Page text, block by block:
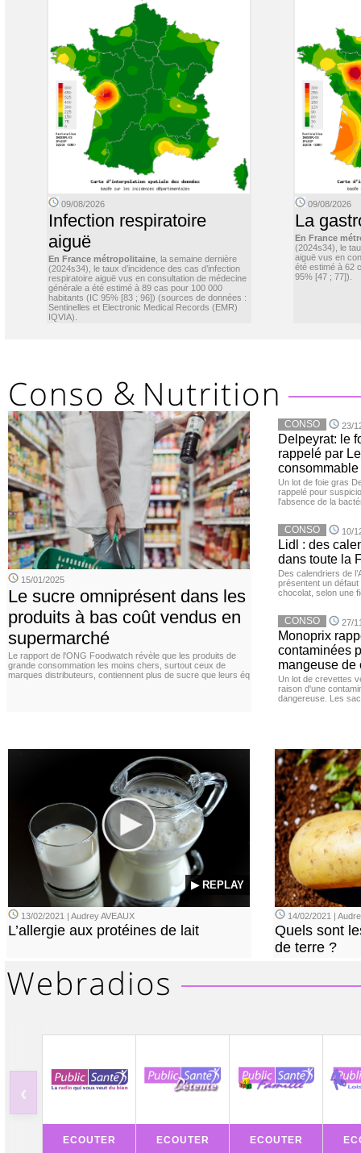
09/08/2026
Infection respiratoire
aiguë
En France métropolitaine , la semaine dernière
(2024s34), le taux d’incidence des cas d’infection
respiratoire aiguë vus en consultation de médecine
générale a été estimé à 89 cas pour 100 000
habitants (IC 95% [83 ; 96]) (sources de données :
Sentinelles et Electronic Medical Records (EMR)
IQVIA).
09/08/2026
La
En France
(2024s34), le
aiguë vus en
été estimé à 62
95% [47 ; 77]).
15/01/2025
Le sucre omniprésent dans les
produits à bas coût vendus en
supermarché
Le rapport de l'ONG Foodwatch révèle que les produits de
grande consommation les moins chers, surtout ceux de
marques distributeurs, contiennent plus de sucre que leurs éq
CONSO 23/
Delpeyrat: le
rappelé par
consommable
Un lot de foie gras
rappelé pour
l'absence de la
CONSO 10/
Lidl : des
dans toute la
Des calendriers de
présentent un défaut
chocolat, selon une
CONSO 27/
Monoprix
contaminées
mangeuse de
Un lot de crevettes
raison d'une
dangereuse. Les
▶ REPLAY
13/02/2021 | Audrey AVEAUX
L’allergie aux protéines de lait
14/02/2021 |
Quels sont
de terre ?
‹
ECOUTER ECOUTER ECOUTER